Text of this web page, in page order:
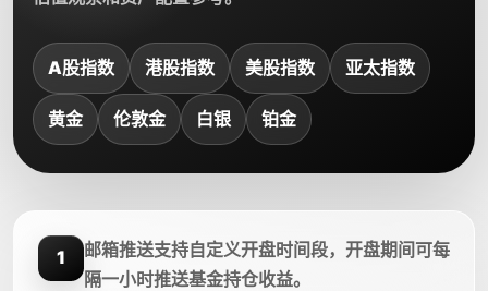
A股指数 港股指数 美股指数 亚太指数
黄金 伦敦金 白银 铂金
1
邮箱推送支持自定义开盘时间段，开盘期间可每
隔一小时推送基金持仓收益。